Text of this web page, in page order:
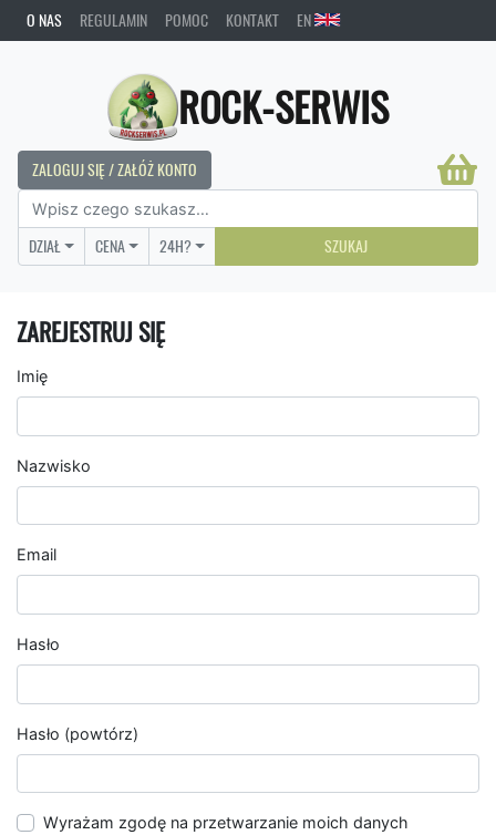
O NAS REGULAMIN POMOC KONTAKT EN
ROCK-SERWIS
ZALOGUJ SIĘ / ZAŁÓŻ KONTO
DZIAŁ CENA 24H? SZUKAJ
ZAREJESTRUJ SIĘ
Imię
Nazwisko
Email
Hasło
Hasło (powtórz)
Wyrażam zgodę na przetwarzanie moich danych